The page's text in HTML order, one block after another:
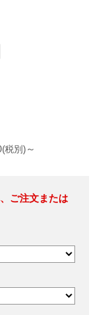
(税別) ～
ご注文または